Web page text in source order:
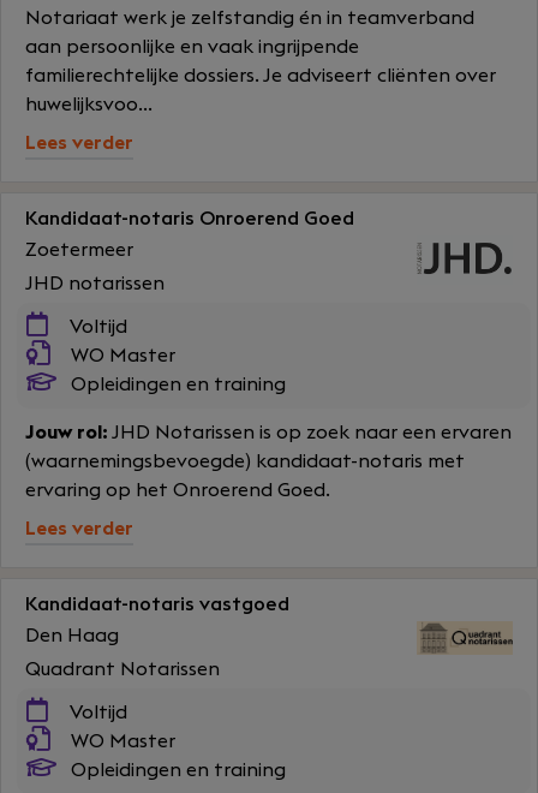
Notariaat werk je zelfstandig én in teamverband
aan persoonlijke en vaak ingrijpende
familierechtelijke dossiers. Je adviseert cliënten over
huwelijksvoo...
Lees verder
Kandidaat-notaris Onroerend Goed
Zoetermeer
JHD notarissen
Voltijd
WO Master
Opleidingen en training
Jouw rol: JHD Notarissen is op zoek naar een ervaren
(waarnemingsbevoegde) kandidaat-notaris met
ervaring op het Onroerend Goed.
Lees verder
Kandidaat-notaris vastgoed
Den Haag
Quadrant Notarissen
Voltijd
WO Master
Opleidingen en training